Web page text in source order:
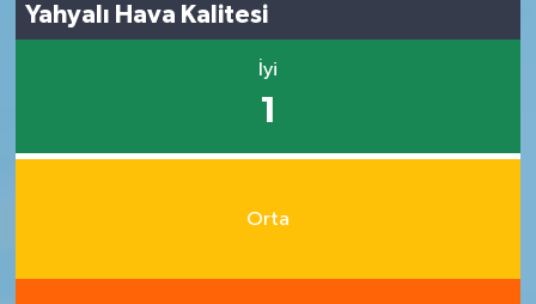
Yahyalı Hava Kalitesi
İyi
1
Orta